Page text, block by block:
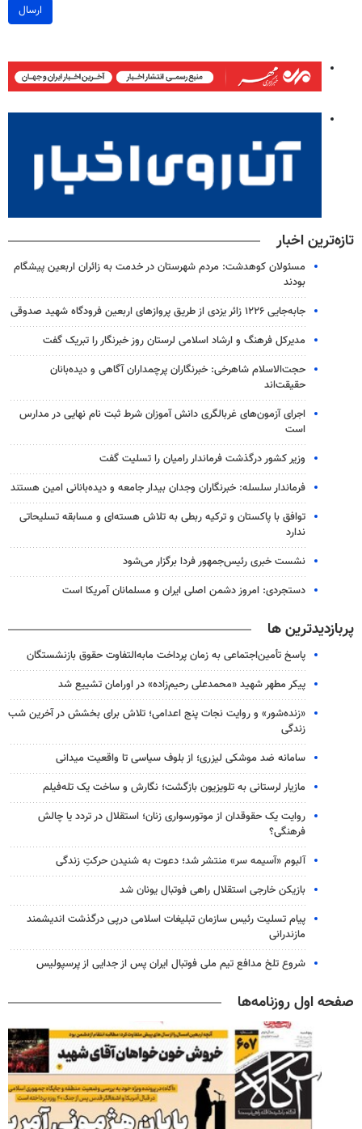
ارسال
تازه‌ترین اخبار
مسئولان کوهدشت: مردم شهرستان در خدمت به زائران اربعین پیشگام
بودند
جابه‌جایی ۱۲۲۶ زائر یزدی از طریق پروازهای اربعین فرودگاه شهید صدوقی
مدیرکل فرهنگ و ارشاد اسلامی لرستان روز خبرنگار را تبریک گفت
حجت‌الاسلام شاهرخی: خبرنگاران پرچمداران آگاهی و دیده‌بانان
حقیقت‌اند
اجرای آزمون‌های غربالگری دانش آموزان شرط ثبت نام نهایی در مدارس
است
وزیر کشور درگذشت فرماندار رامیان را تسلیت گفت
فرماندار سلسله: خبرنگاران وجدان بیدار جامعه و دیده‌بانانی امین هستند
توافق با پاکستان و ترکیه ربطی به تلاش هسته‌ای و مسابقه تسلیحاتی
ندارد
نشست خبری رئیس‌جمهور فردا برگزار می‌شود
دستجردی: امروز دشمن اصلی ایران و مسلمانان آمریکا است
پربازدیدترین ها
پاسخ تأمین‌اجتماعی به زمان پرداخت مابه‌التفاوت حقوق بازنشستگان
پیکر مطهر شهید «محمدعلی رحیم‌زاده» در اورامان تشییع شد
«زنده‌شور» و روایت نجات پنج اعدامی؛ تلاش برای بخشش در آخرین شب
زندگی
سامانه ضد موشکی لیزری؛ از بلوف سیاسی تا واقعیت میدانی
مازیار لرستانی به تلویزیون بازگشت؛ نگارش و ساخت یک تله‌فیلم
روایت یک حقوقدان از موتورسواری زنان؛ استقلال در تردد یا چالش
فرهنگی؟
آلبوم «آسیمه سر» منتشر شد؛ دعوت به شنیدن حرکتِ زندگی
بازیکن خارجی استقلال راهی فوتبال یونان شد
پیام تسلیت رئیس سازمان تبلیغات اسلامی درپی درگذشت اندیشمند
مازندرانی
شروع تلخ مدافع تیم ملی فوتبال ایران پس از جدایی از پرسپولیس
صفحه اول روزنامه‌ها